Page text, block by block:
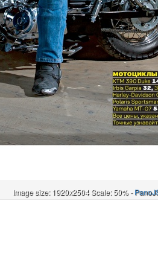
Image size: 1920x2504 Scale: 50% -